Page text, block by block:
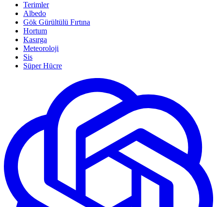
Terimler
Albedo
Gök Gürültülü Fırtına
Hortum
Kasırga
Meteoroloji
Sis
Süper Hücre